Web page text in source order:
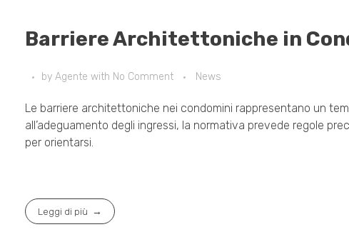
Barriere Architettoniche in
by Agente with No Comment News
Le barriere architettoniche nei condomini rappresentano un
all’adeguamento degli ingressi, la normativa prevede regole
per orientarsi.
Leggi di più